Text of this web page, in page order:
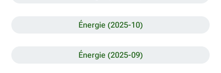
Énergie (2025-10)
Énergie (2025-09)